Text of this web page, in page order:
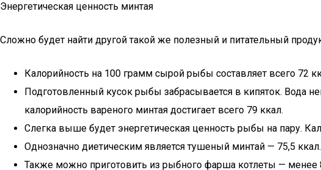
Энергетическая ценность минтая
Сложно будет найти другой такой же полезный и питательный
Калорийность на 100 грамм сырой рыбы составляет всего 72
Подготовленный кусок рыбы забрасывается в кипяток. Вода
калорийность вареного минтая достигает всего 79 ккал.
Слегка выше будет энергетическая ценность рыбы на пару.
Однозначно диетическим является тушеный минтай — 75,5 ккал.
Также можно приготовить из рыбного фарша котлеты — менее